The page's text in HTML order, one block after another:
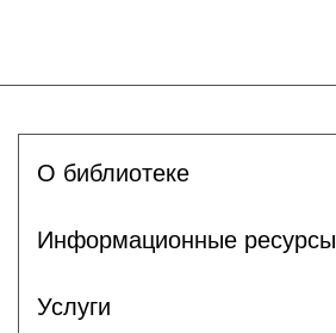
О библиотеке
Информационные ресурсы
Услуги